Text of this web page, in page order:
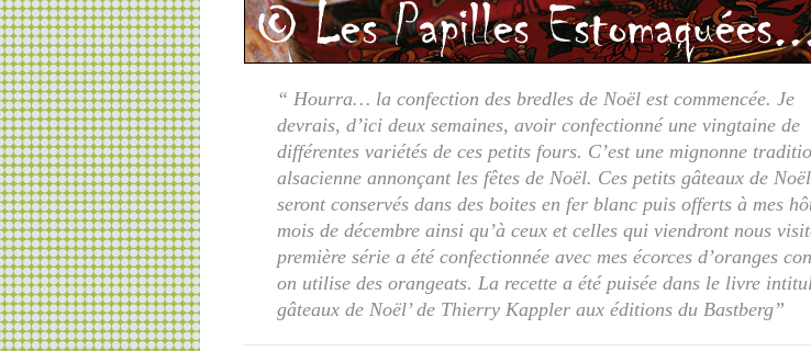
“ Hourra… la confection des bredles de Noël est commencée. Je
devrais, d’ici deux semaines, avoir confectionné une vingtaine de
différentes variétés de ces petits fours. C’est une mignonne
alsacienne annonçant les fêtes de Noël. Ces petits gâteaux de Noël
seront conservés dans des boites en fer blanc puis offerts à mes
mois de décembre ainsi qu’à ceux et celles qui viendront nous
première série a été confectionnée avec mes écorces d’oranges
on utilise des orangeats. La recette a été puisée dans le livre
gâteaux de Noël’ de Thierry Kappler aux éditions du Bastberg”